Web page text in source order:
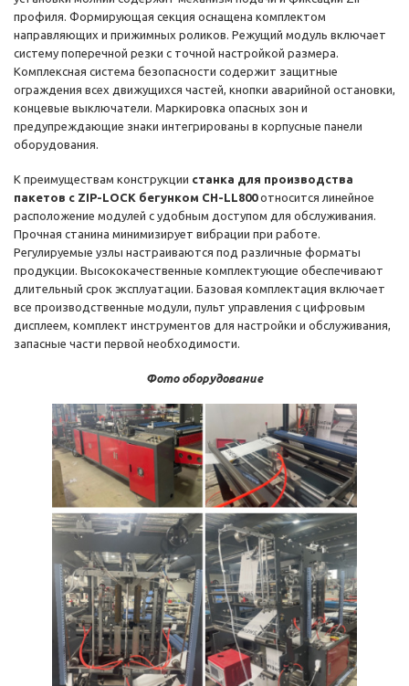
профиля. Формирующая секция оснащена комплектом
направляющих и прижимных роликов. Режущий модуль включает
систему поперечной резки с точной настройкой размера.
Комплексная система безопасности содержит защитные
ограждения всех движущихся частей, кнопки аварийной остановки,
концевые выключатели. Маркировка опасных зон и
предупреждающие знаки интегрированы в корпусные панели
оборудования.
К преимуществам конструкции станка для производства
пакетов с ZIP-LOCK бегунком CH-LL800относится линейное
расположение модулей с удобным доступом для обслуживания.
Прочная станина минимизирует вибрации при работе.
Регулируемые узлы настраиваются под различные форматы
продукции. Высококачественные комплектующие обеспечивают
длительный срок эксплуатации. Базовая комплектация включает
все производственные модули, пульт управления с цифровым
дисплеем, комплект инструментов для настройки и обслуживания,
запасные части первой необходимости.
Фото оборудование